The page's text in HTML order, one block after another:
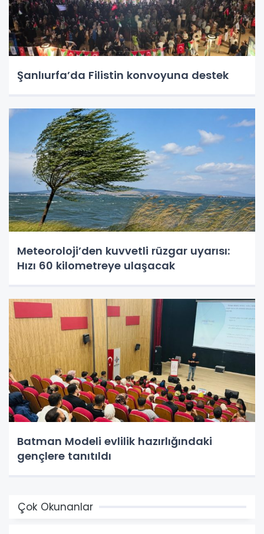
Şanlıurfa’da Filistin konvoyuna destek
Meteoroloji’den kuvvetli rüzgar uyarısı:
Hızı 60 kilometreye ulaşacak
Batman Modeli evlilik hazırlığındaki
gençlere tanıtıldı
Çok Okunanlar